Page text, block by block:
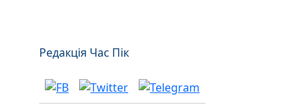
Редакція Час Пік